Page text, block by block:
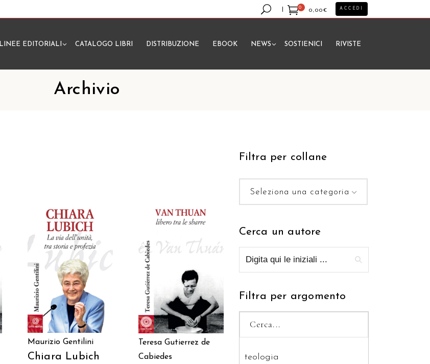
0
0,00€
Nessun prodotto nel carrello.
ACCEDI
LINEE EDITORIALI CATALOGO LIBRI DISTRIBUZIONE EBOOK NEWS SOSTIENICI RIVISTE
Archivio
AGGIUNGI AL CARRELLO
Maurizio Gentilini
Chiara Lubich
AGGIUNGI AL CARRELLO
Teresa Gutierrez de
Cabiedes
Filtra per collane
Seleziona una categoria
Cerca un autore
Filtra per argomento
teologia